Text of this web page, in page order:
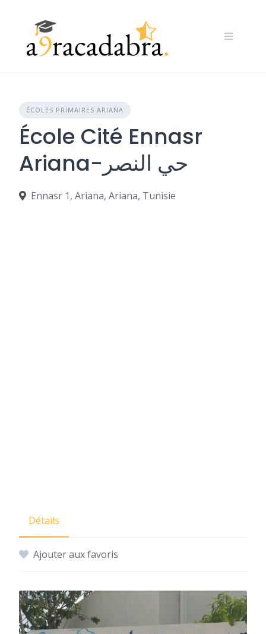
ÉCOLES PRIMAIRES ARIANA
École Cité Ennasr
Ariana-حي النصر
Ennasr 1, Ariana, Ariana, Tunisie
Détails
Ajouter aux favoris